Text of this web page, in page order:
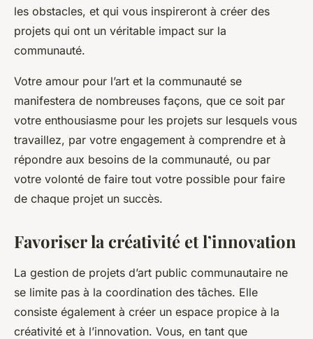
les obstacles, et qui vous inspireront à créer des
projets qui ont un véritable impact sur la
communauté.
Votre amour pour l’art et la communauté se
manifestera de nombreuses façons, que ce soit par
votre enthousiasme pour les projets sur lesquels vous
travaillez, par votre engagement à comprendre et à
répondre aux besoins de la communauté, ou par
votre volonté de faire tout votre possible pour faire
de chaque projet un succès.
Favoriser la créativité et l’innovation
La gestion de projets d’art public communautaire ne
se limite pas à la coordination des tâches. Elle
consiste également à créer un espace propice à la
créativité et à l’innovation. Vous, en tant que